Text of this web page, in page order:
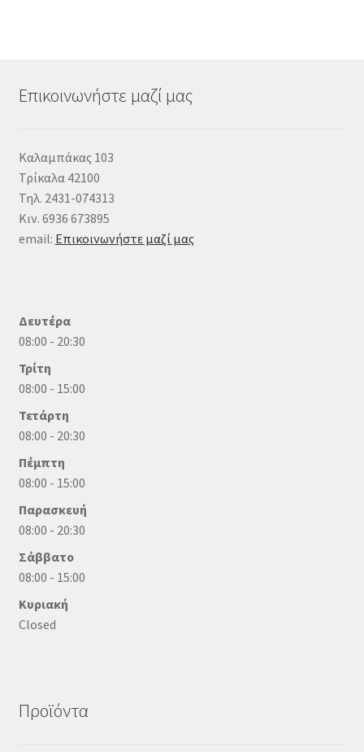
Επικοινωνήστε μαζί μας
Καλαμπάκας 103
Τρίκαλα 42100
Τηλ. 2431-074313
Κιν. 6936 673895
email: Επικοινωνήστε μαζί μας
Δευτέρα
08:00 - 20:30
Τρίτη
08:00 - 15:00
Τετάρτη
08:00 - 20:30
Πέμπτη
08:00 - 15:00
Παρασκευή
08:00 - 20:30
Σάββατο
08:00 - 15:00
Κυριακή
Closed
Προϊόντα